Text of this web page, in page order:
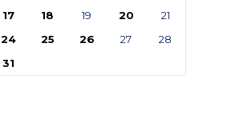
17 18 19 20
21
24 25 26 27
28
31